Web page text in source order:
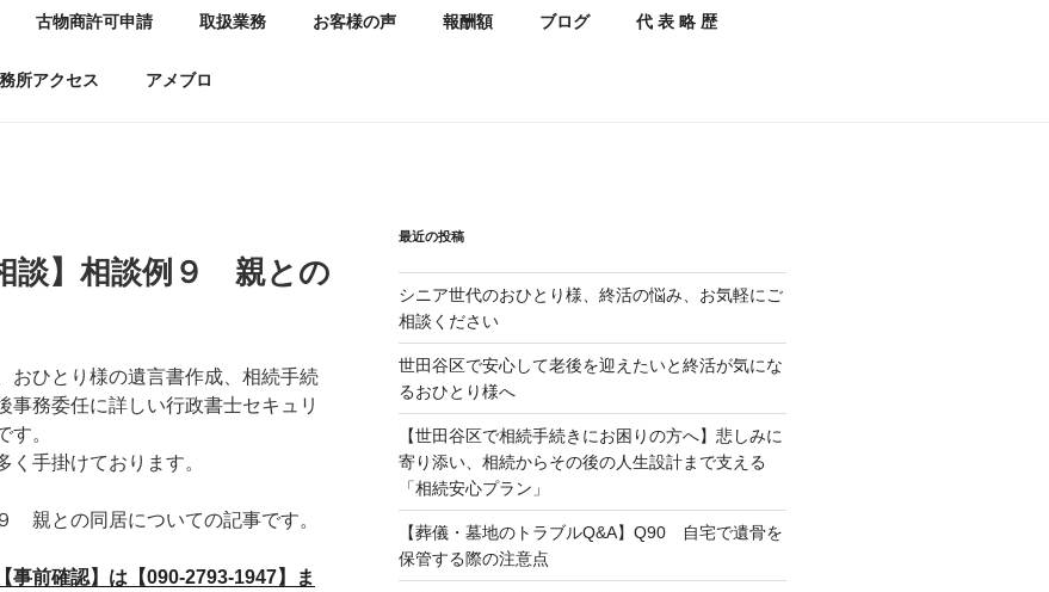
古物商許可申請 取扱業務 お客様の声 報酬額 ブログ 代 表 略 歴
所アクセス アメブロ
談】相談例９ 親との
おひとり様の遺言書作成、相続手続
事務委任に詳しい行政書士セキュリ
す。
手掛けております。
親との同居についての記事です。
事前確認】は【090-2793-1947】ま
最近の投稿
シニア世代のおひとり様、終活の悩み、お気軽にご
相談ください
世田谷区で安心して老後を迎えたいと終活が気にな
るおひとり様へ
【世田谷区で相続手続きにお困りの方へ】悲しみに
寄り添い、相続からその後の人生設計まで支える
「相続安心プラン」
【葬儀・墓地のトラブルQ&A】Q90 自宅で遺骨を
保管する際の注意点